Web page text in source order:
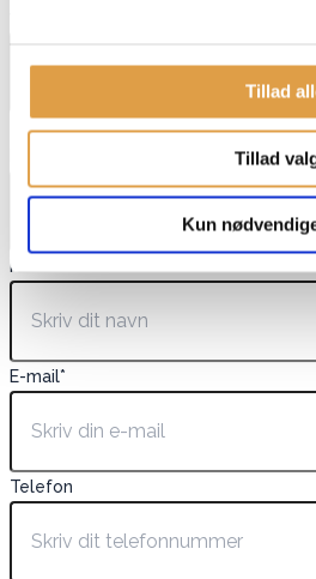
Tillad
Tillad
Kun
Dette felt er skjult, når du får vist
Navn
E-mail*
Telefon